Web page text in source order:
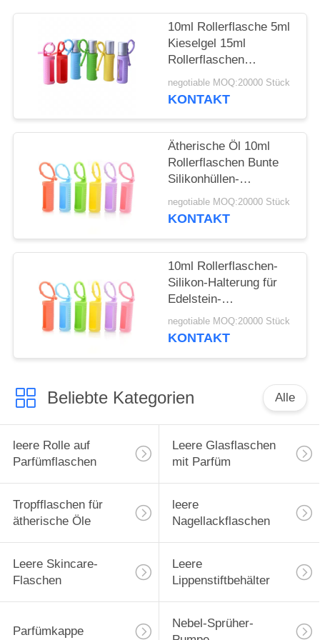
SITEMAP
PRIVACY
POLICY
10ml Rollerflasche 5ml
Kieselgel 15ml
Rollerflaschen
Tragbare, am Kabel
befestigte,
Schützende
Silikonhülle für Flasche
negotiable MOQ:20000 Stück
KONTAKT
Ätherische Öl 10ml
Rollerflaschen Bunte
Silikonhüllen-
Schutzhülle
Nachfüllbare
negotiable MOQ:20000 Stück
KONTAKT
10ml Rollerflaschen-
Silikon-Halterung für
Edelstein-
Rollerflaschen, 5ml
Roll-On-Flaschen,
negotiable MOQ:20000 Stück
KONTAKT
Beliebte Kategorien Alle
leere Rolle auf
Parfümflaschen
Leere Glasflaschen
mit Parfüm
Tropfflaschen für
ätherische Öle
leere
Nagellackflaschen
Leere Skincare-
Flaschen
Leere
Lippenstiftbehälter
Parfümkappe
Nebel-Sprüher-